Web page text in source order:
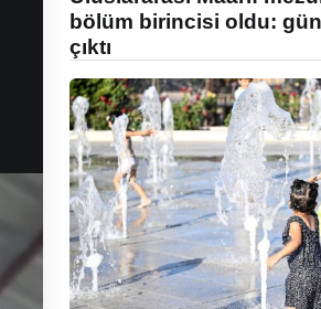
bölüm birincisi oldu:
çıktı